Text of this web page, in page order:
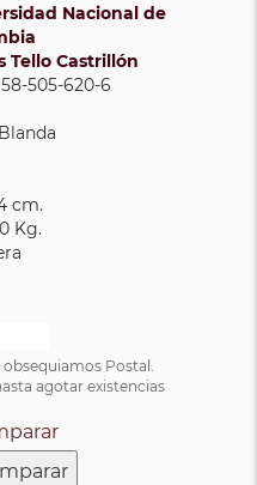
Nacional de
Tello Castrillón
505-620-6
cm.
Kg.
Postal.
agotar existencias